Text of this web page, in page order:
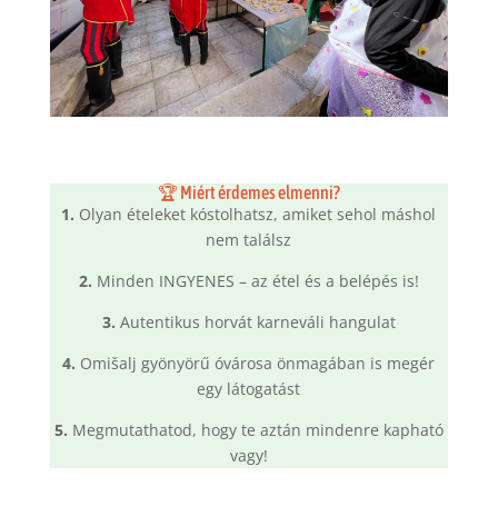
🏆 Miért érdemes elmenni?
1. Olyan ételeket kóstolhatsz, amiket sehol máshol
nem találsz
2. Minden INGYENES – az étel és a belépés is!
3. Autentikus horvát karneváli hangulat
4. Omišalj gyönyörű óvárosa önmagában is megér
egy látogatást
5. Megmutathatod, hogy te aztán mindenre kapható
vagy!